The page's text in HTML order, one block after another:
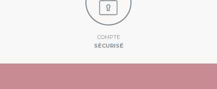
COMPTE
SÉCURISÉ